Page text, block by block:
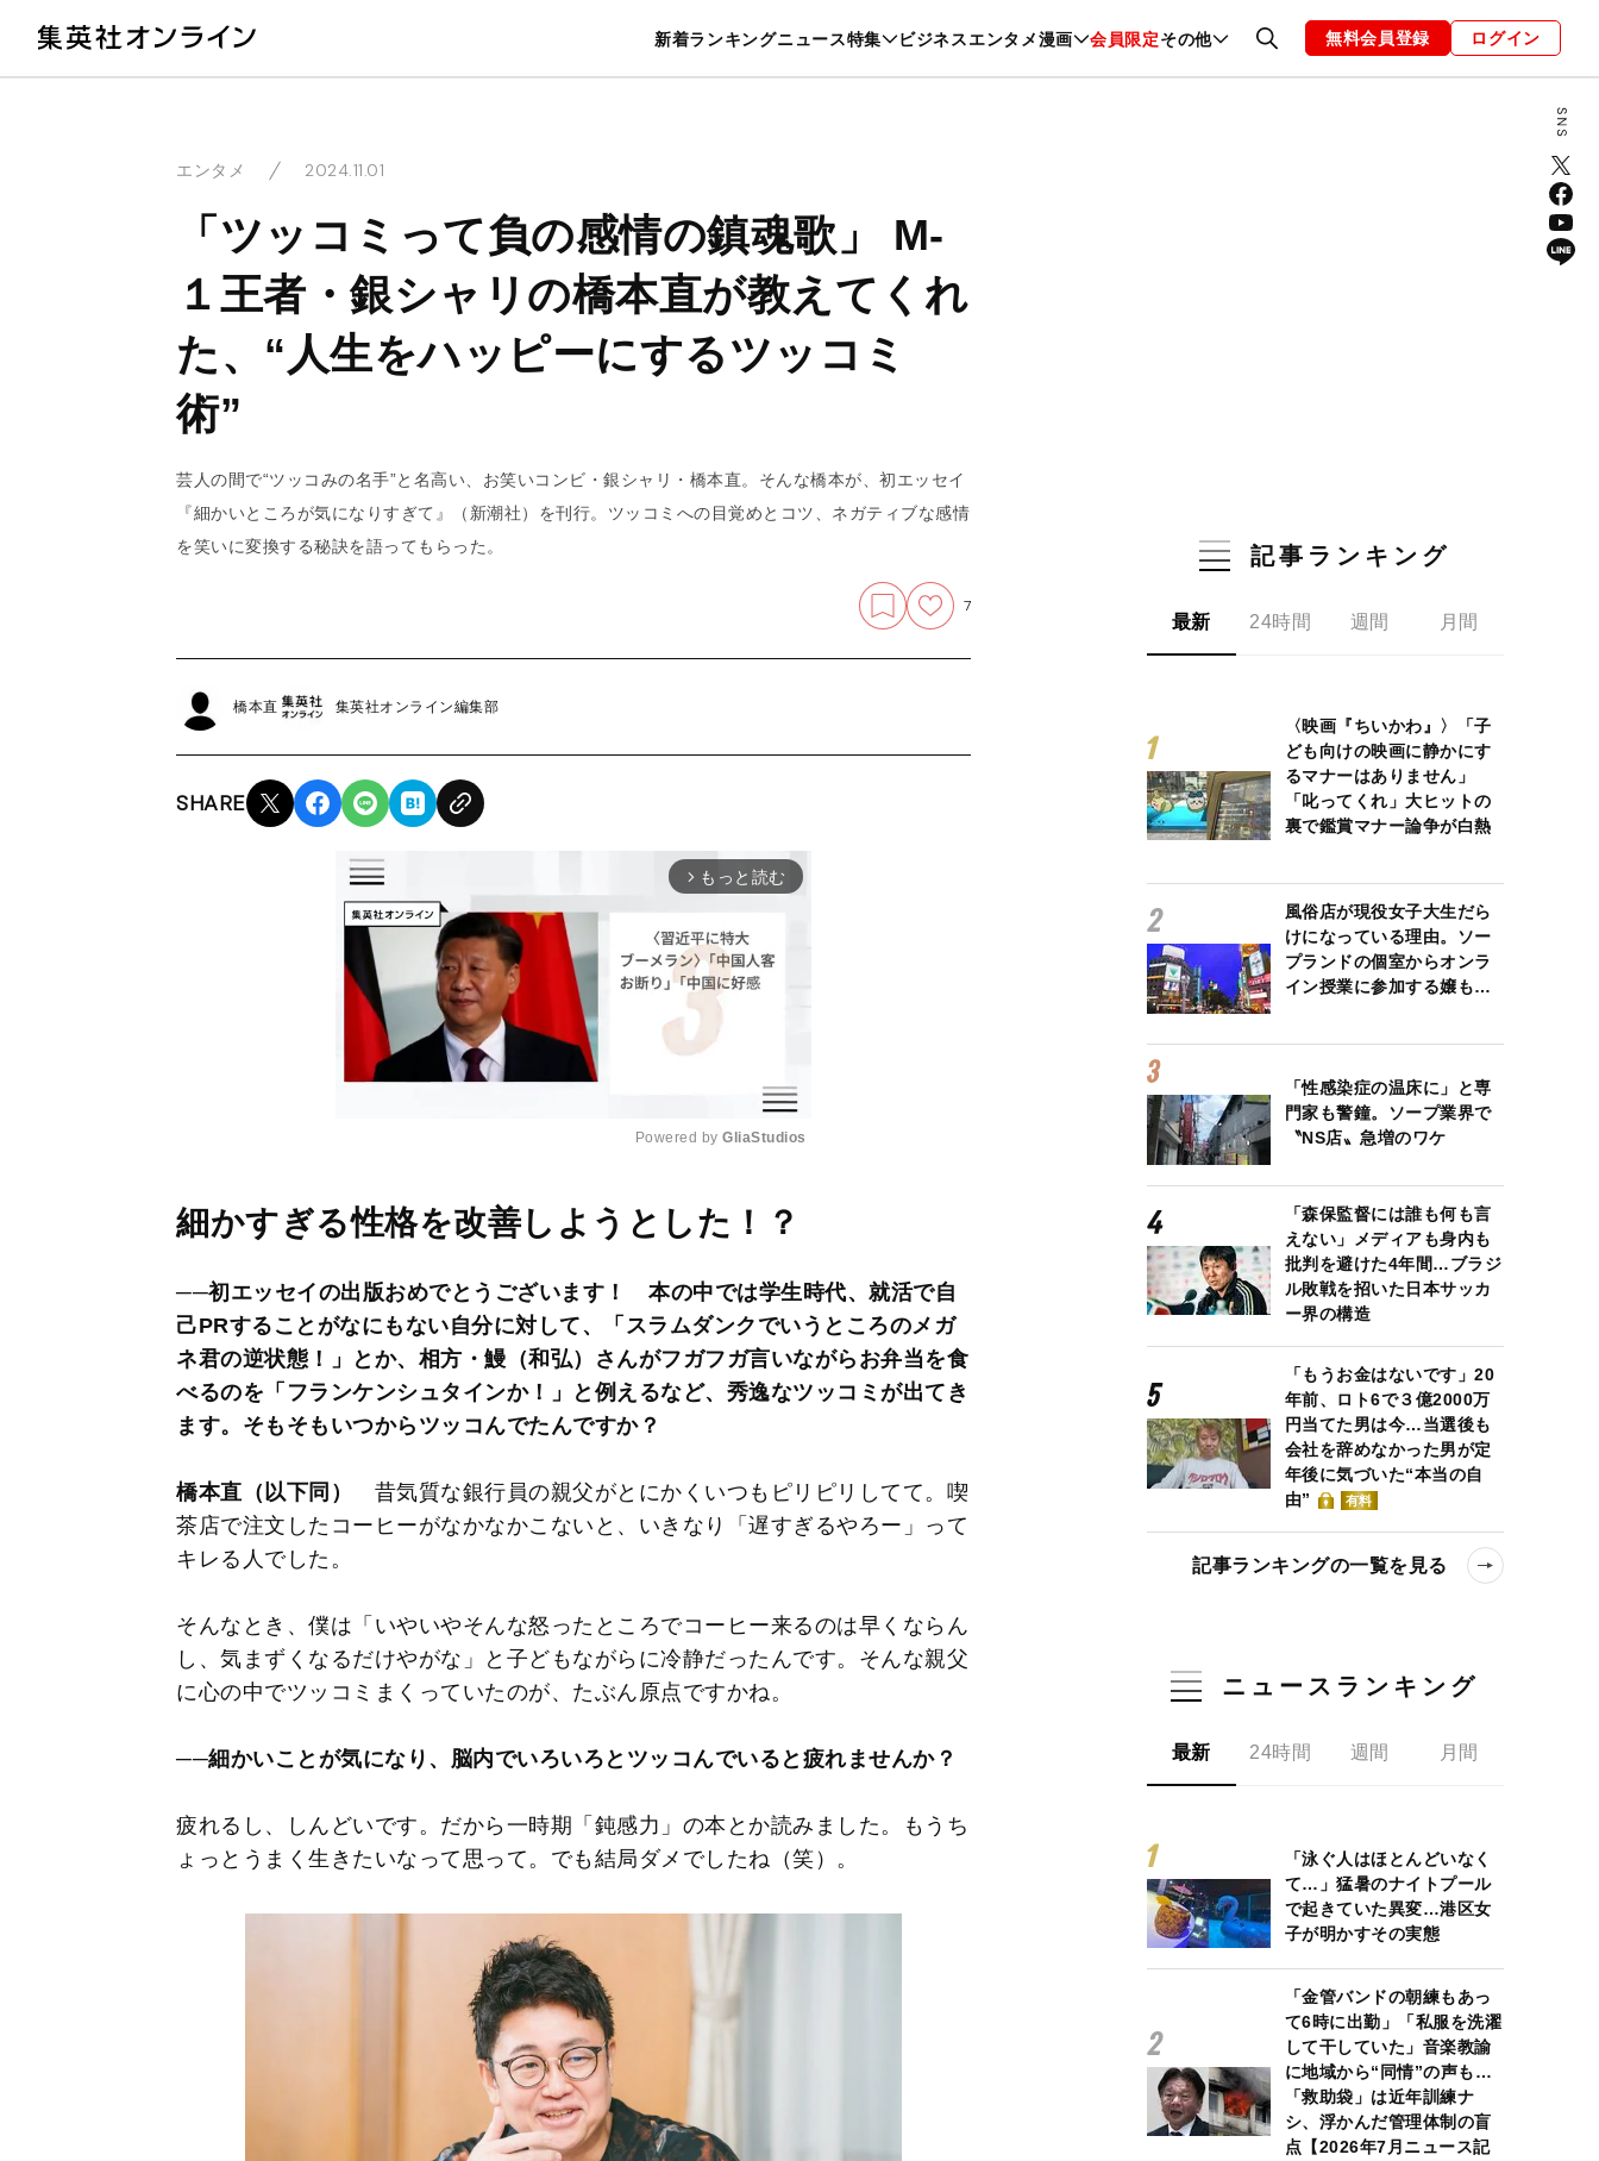
新着ランキングニュース特集 ビジネスエンタメ漫画 会員限定その他
暮らし スポーツ ヘルスケア 美容 グルメ ファッション 恋愛・結婚 編集部 お知らせ
無料会員登録 ログイン
エンタメ 2024.11.01
「ツッコミって負の感情の鎮魂歌」 M-
１王者・銀シャリの橋本直が教えてくれ
た、“人生をハッピーにするツッコミ
術”
芸人の間で“ツッコみの名手”と名高い、お笑いコンビ・銀シャリ・橋本直。そんな橋本が、初エッセイ
『細かいところが気になりすぎて』（新潮社）を刊行。ツッコミへの目覚めとコツ、ネガティブな感情
を笑いに変換する秘訣を語ってもらった。
7
橋本直 集英社オンライン編集部
SHARE
arrow_forward_ios もっと読む
u
e
Powered by GliaStudios
細かすぎる性格を改善しようとした！？
──初エッセイの出版おめでとうございます！ 本の中では学生時代、就活で自
己PRすることがなにもない自分に対して、「スラムダンクでいうところのメガ
ネ君の逆状態！」とか、相方・鰻（和弘）さんがフガフガ言いながらお弁当を食
べるのを「フランケンシュタインか！」と例えるなど、秀逸なツッコミが出てき
ます。そもそもいつからツッコんでたんですか？
橋本直（以下同）
昔気質な銀行員の親父がとにかくいつもピリピリしてて。喫
茶店で注文したコーヒーがなかなかこないと、いきなり「遅すぎるやろー」って
キレる人でした。
そんなとき、僕は「いやいやそんな怒ったところでコーヒー来るのは早くならん
し、気まずくなるだけやがな」と子どもながらに冷静だったんです。そんな親父
に心の中でツッコミまくっていたのが、たぶん原点ですかね。
──細かいことが気になり、脳内でいろいろとツッコんでいると疲れませんか？
疲れるし、しんどいです。だから一時期「鈍感力」の本とか読みました。もうち
ょっとうまく生きたいなって思って。でも結局ダメでしたね（笑）。
記事ランキング
最新 24時間 週間 月間
〈映画『ちいかわ』〉「子
ども向けの映画に静かにす
るマナーはありません」
「叱ってくれ」大ヒットの
裏で鑑賞マナー論争が白熱
風俗店が現役女子大生だら
けになっている理由。ソー
プランドの個室からオンラ
イン授業に参加する嬢も…
「性感染症の温床に」と専
門家も警鐘。ソープ業界で
〝NS店〟急増のワケ
「森保監督には誰も何も言
えない」メディアも身内も
批判を避けた4年間…ブラジ
ル敗戦を招いた日本サッカ
ー界の構造
「もうお金はないです」20
年前、ロト6で３億2000万
円当てた男は今…当選後も
会社を辞めなかった男が定
年後に気づいた“本当の自
由”
有料
記事ランキングの一覧を見る
ニュースランキング
最新 24時間 週間 月間
「泳ぐ人はほとんどいなく
て…」猛暑のナイトプール
で起きていた異変…港区女
子が明かすその実態
「金管バンドの朝練もあっ
て6時に出勤」「私服を洗濯
して干していた」音楽教諭
に地域から“同情”の声も…
「救助袋」は近年訓練ナ
シ、浮かんだ管理体制の盲
点【2026年7月ニュース記